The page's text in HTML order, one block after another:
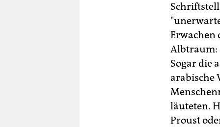
Erwachen
Albtraum:
Sogar die
arabische
läuteten.
Proust